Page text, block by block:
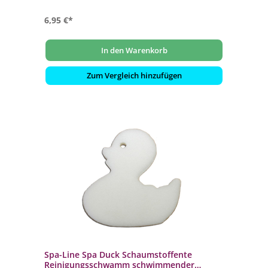
6,95 €*
In den Warenkorb
Zum Vergleich hinzufügen
Spa-Line Spa Duck Schaumstoffente
Reinigungsschwamm schwimmender